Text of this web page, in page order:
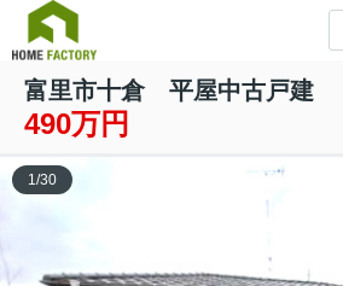
富里市十倉 平屋中古戸建
490万円
1/30